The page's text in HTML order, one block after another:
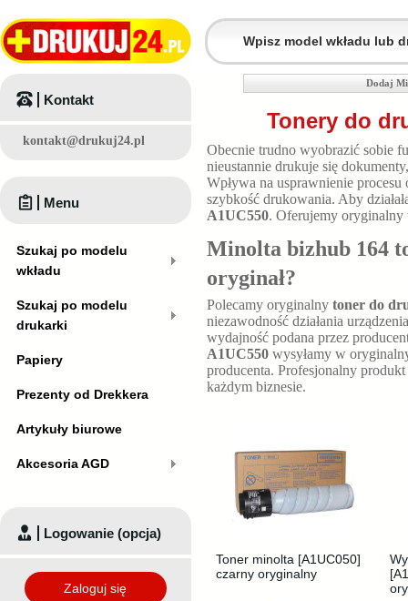
Dodaj
Tonery do
Obecnie trudno wyobrazić sobie
nieustannie drukuje się
Wpływa na usprawnienie
szybkość drukowania. Aby
A1UC550. Oferujemy oryginalny
Minolta bizhub 164
oryginał?
Polecamy oryginalny toner do
niezawodność działania
wydajność podana przez
A1UC550 wysyłamy w
producenta. Profesjonalny
każdym biznesie.
Toner minolta [A1UC050]
czarny oryginalny
Kontakt
kontakt@drukuj24.pl
Menu
Szukaj po modelu
wkładu
Szukaj po modelu
drukarki
Papiery
Prezenty od Drekkera
Artykuły biurowe
Akcesoria AGD
Logowanie (opcja)
Zaloguj się